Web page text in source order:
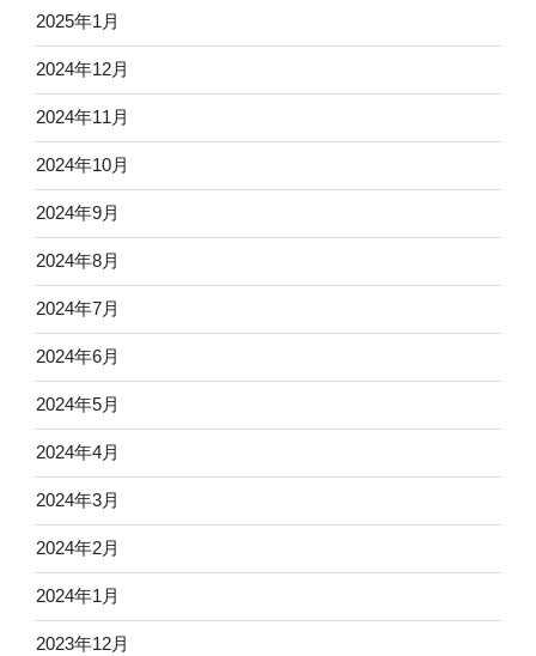
2025年1月
2024年12月
2024年11月
2024年10月
2024年9月
2024年8月
2024年7月
2024年6月
2024年5月
2024年4月
2024年3月
2024年2月
2024年1月
2023年12月